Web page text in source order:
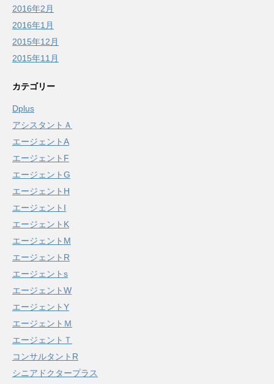
2016年2月
2016年1月
2015年12月
2015年11月
カテゴリー
Dplus
アシスタントＡ
エージェントA
エージェントF
エージェントG
エージェントH
エージェントI
エージェントK
エージェントM
エージェントR
エージェントs
エージェントW
エージェントY
エージェントＭ
エージェントＴ
コンサルタントR
シニアドクタープラス